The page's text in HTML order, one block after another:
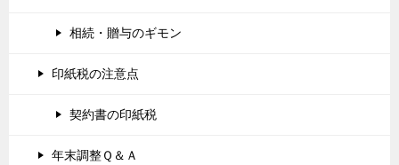
相続・贈与のギモン
印紙税の注意点
契約書の印紙税
年末調整Ｑ＆Ａ